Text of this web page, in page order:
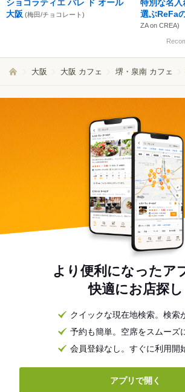
ショコラティエ パレ ド オール
大阪 (梅田/チョコレート)
特別な名入
選ぶReFa
ZA on CREA)
大阪 大阪 カフェ 堺・泉南 カフェ
より便利になったア
快適にお店探し
クイックな現在地検索。検索
予約も簡単。空席をスムーズ
会員登録なし。すぐに利用開
アプリで開く